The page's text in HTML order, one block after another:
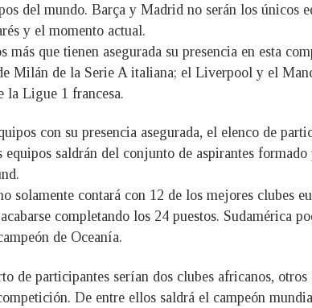
del mundo. Barça y Madrid no serán los únicos
y el momento actual.
más que tienen asegurada su presencia en esta
Milán de la Serie A italiana; el Liverpool y el
la Ligue 1 francesa.
con su presencia asegurada, el elenco de
equipos saldrán del conjunto de aspirantes
solamente contará con 12 de los mejores clubes
completando los 24 puestos. Sudamérica
de Oceanía.
de participantes serían dos clubes africanos,
De entre ellos saldrá el campeón